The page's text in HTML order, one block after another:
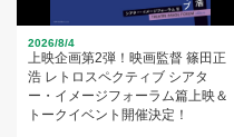
2026/8/4
上映企画第2弾！映画監督 篠田正
浩 レトロスペクティブ シアタ
ー・イメージフォーラム篇上映＆
トークイベント開催決定！